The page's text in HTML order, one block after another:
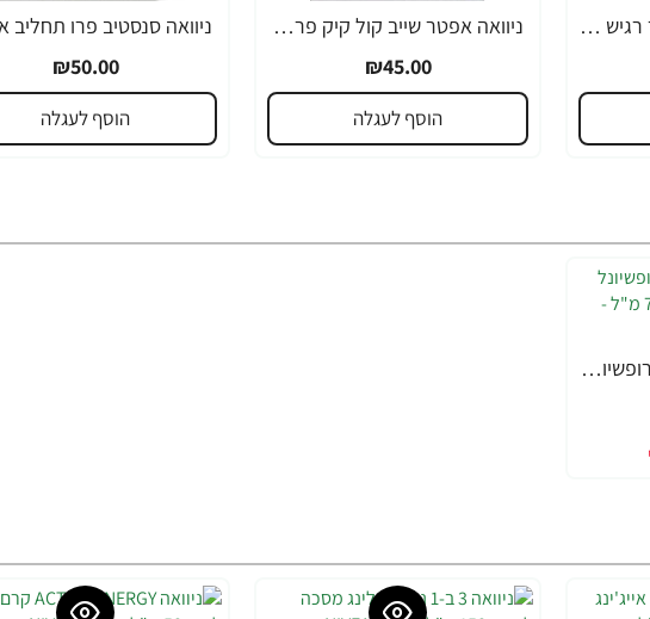
משחה לאחר גילוח לעור רגיש 118 מ"ל - CREMO
ניוואה אפטר שייב קול קיק פרש לאחר גילוח - 100 מ''ל - מבית NIVEA
₪45.00
הוסף לעגלה
₪50.00
הוסף לעגלה
אלמקס משחת שיניים פרופשיונל סנסיטיב לשיניים רגישות - 75 מ"ל - elmex